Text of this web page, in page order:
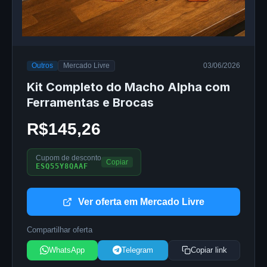
Outros Mercado Livre 03/06/2026
Kit Completo do Macho Alpha com
Ferramentas e Brocas
R$145,26
Cupom de desconto
ESQ55Y8QAAF
Copiar
Ver oferta em Mercado Livre
Compartilhar oferta
WhatsApp Telegram Copiar link